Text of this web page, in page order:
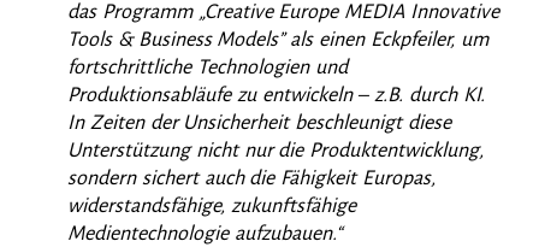
das Programm „Creative Europe MEDIA Innovative
Tools & Business Models” als einen Eckpfeiler, um
fortschrittliche Technologien und
Produktionsabläufe zu entwickeln – z.B. durch KI.
In Zeiten der Unsicherheit beschleunigt diese
Unterstützung nicht nur die Produktentwicklung,
sondern sichert auch die Fähigkeit Europas,
widerstandsfähige, zukunftsfähige
Medientechnologie aufzubauen.“